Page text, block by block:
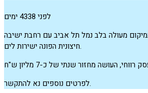
לפני 4338 ימים
מעולה בלב נמל תל אביב עם רחבת ישיבה
חיצונית הפונה ישירות לים.
לפרטים נוספים נא להתקשר.